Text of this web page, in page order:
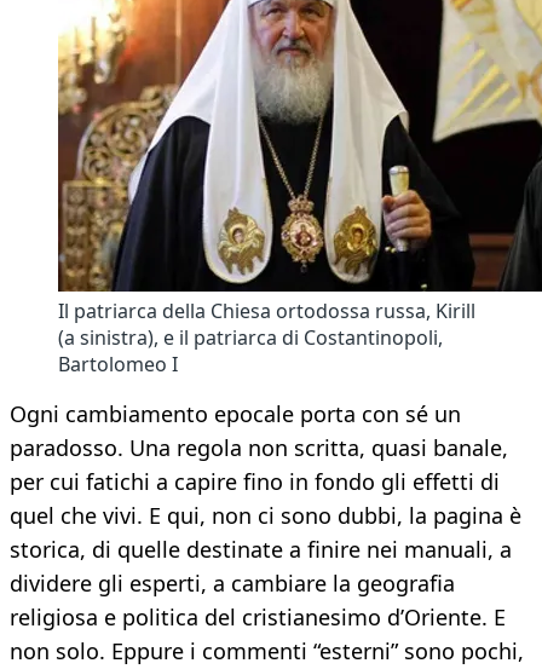
Il patriarca della Chiesa ortodossa russa, Kirill
(a sinistra), e il patriarca di Costantinopoli,
Bartolomeo I
Ogni cambiamento epocale porta con sé un
paradosso. Una regola non scritta, quasi banale,
per cui fatichi a capire fino in fondo gli effetti di
quel che vivi. E qui, non ci sono dubbi, la pagina è
storica, di quelle destinate a finire nei manuali, a
dividere gli esperti, a cambiare la geografia
religiosa e politica del cristianesimo d’Oriente. E
non solo. Eppure i commenti “esterni” sono pochi,